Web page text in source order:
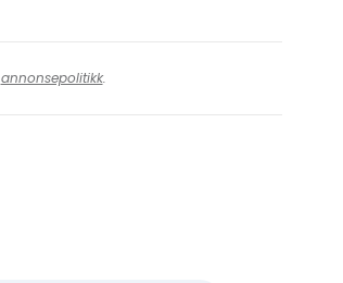
annonsepolitikk.